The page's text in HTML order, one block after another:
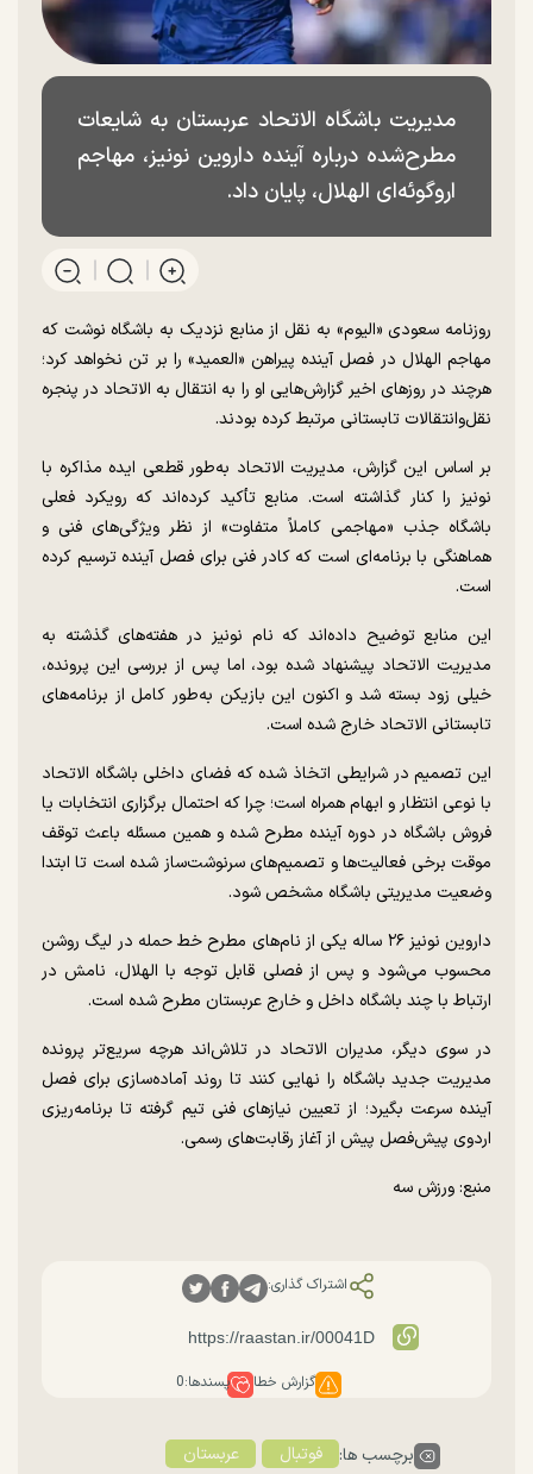
مدیریت باشگاه الاتحاد عربستان به شایعات
مطرح‌شده درباره آینده داروین نونیز، مهاجم
اروگوئه‌ای الهلال، پایان داد.
روزنامه سعودی «الیوم» به نقل از منابع نزدیک به باشگاه نوشت که
مهاجم الهلال در فصل آینده پیراهن «العمید» را بر تن نخواهد کرد؛
هرچند در روز‌های اخیر گزارش‌هایی او را به انتقال به الاتحاد در پنجره
نقل‌وانتقالات تابستانی مرتبط کرده بودند.
بر اساس این گزارش، مدیریت الاتحاد به‌طور قطعی ایده مذاکره با
نونیز را کنار گذاشته است. منابع تأکید کرده‌اند که رویکرد فعلی
باشگاه جذب «مهاجمی کاملاً متفاوت» از نظر ویژگی‌های فنی و
هماهنگی با برنامه‌ای است که کادر فنی برای فصل آینده ترسیم کرده
است.
این منابع توضیح داده‌اند که نام نونیز در هفته‌های گذشته به
مدیریت الاتحاد پیشنهاد شده بود، اما پس از بررسی این پرونده،
خیلی زود بسته شد و اکنون این بازیکن به‌طور کامل از برنامه‌های
تابستانی الاتحاد خارج شده است.
این تصمیم در شرایطی اتخاذ شده که فضای داخلی باشگاه الاتحاد
با نوعی انتظار و ابهام همراه است؛ چرا که احتمال برگزاری انتخابات یا
فروش باشگاه در دوره آینده مطرح شده و همین مسئله باعث توقف
موقت برخی فعالیت‌ها و تصمیم‌های سرنوشت‌ساز شده است تا ابتدا
وضعیت مدیریتی باشگاه مشخص شود.
داروین نونیز ۲۶ ساله یکی از نام‌های مطرح خط حمله در لیگ روشن
محسوب می‌شود و پس از فصلی قابل توجه با الهلال، نامش در
ارتباط با چند باشگاه داخل و خارج عربستان مطرح شده است.
در سوی دیگر، مدیران الاتحاد در تلاش‌اند هرچه سریع‌تر پرونده
مدیریت جدید باشگاه را نهایی کنند تا روند آماده‌سازی برای فصل
آینده سرعت بگیرد؛ از تعیین نیاز‌های فنی تیم گرفته تا برنامه‌ریزی
اردوی پیش‌فصل پیش از آغاز رقابت‌های رسمی.
منبع: ورزش سه
اشتراک گذاری:
گزارش خطا پسندها:0
برچسب ها: فوتبال عربستان